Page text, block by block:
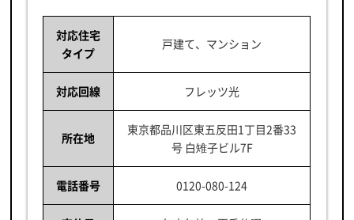
対応住宅
タイプ
戸建て、マンション
対応回線 フレッツ光
所在地
東京都品川区東五反田1丁目2番33
号 白雉子ビル7F
電話番号 0120-080-124